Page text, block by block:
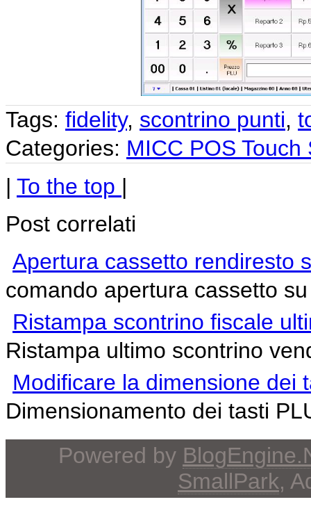
Tags: fidelity, scontrino punti,
Categories: MICC POS Touch
| To the top |
Post correlati
Apertura cassetto rendiresto
comando apertura cassetto
Ristampa scontrino fiscale
Ristampa ultimo scontrino
Modificare la dimensione dei
Dimensionamento dei tasti
Powered by
SmallPark,